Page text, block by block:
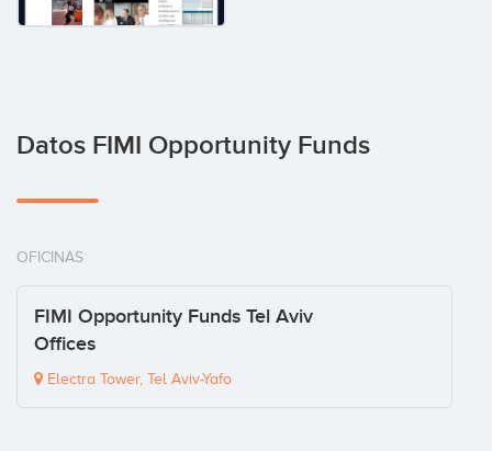
Datos FIMI Opportunity Funds
OFICINAS
FIMI Opportunity Funds Tel Aviv
Offices
Electra Tower, Tel Aviv-Yafo